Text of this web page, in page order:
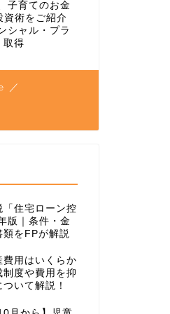
子育てのお金
資術をご紹介
シャル・プラ
取得
／
「住宅ローン控
版｜条件・金
類をFPが解説
費用はいくらか
制度や費用を抑
いて解説！